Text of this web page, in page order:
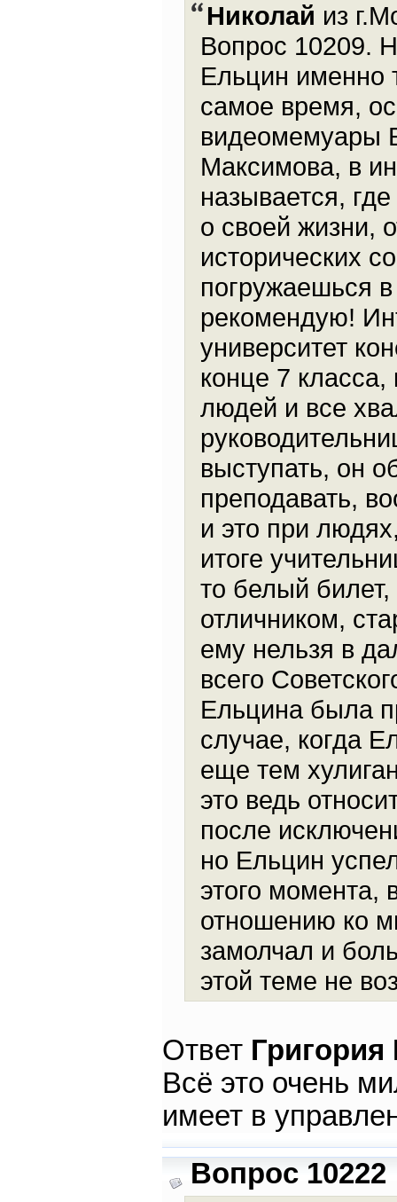
Николай из
Вопрос 10209.
Ельцин именно
самое время,
видеомемуары
Максимова, в
называется,
о своей жизни,
исторических
погружаешься
рекомендую!
университет
конце 7
людей и все
выступать, он
преподавать,
и это при
итоге
то белый
отличником,
ему нельзя в
всего
Ельцина была
случае, когда
еще тем
это ведь
после
но Ельцин
этого
отношению ко
замолчал и
этой теме не
Ответ
Всё это очень
имеет в
Вопрос 10222